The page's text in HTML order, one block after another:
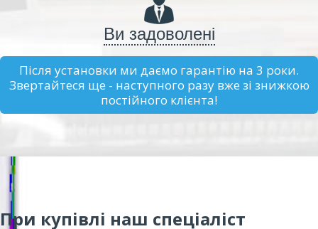
Ви задоволені
Після установки ми даємо гарантію на 3 роки.
Звертайтеся ще - наступного разу вже зі знижкою
постійного клієнта!
При купівлі наш спеціаліст